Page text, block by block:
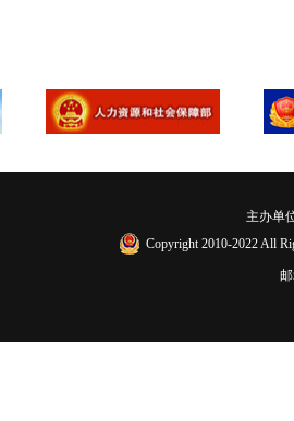
主办单
Copyright 2010-2022 All